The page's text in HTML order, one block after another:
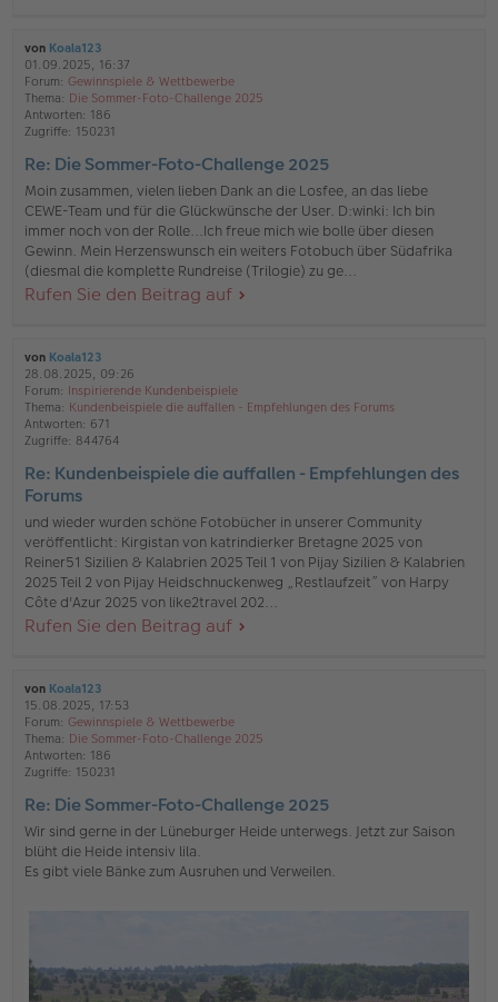
von Koala123
01.09.2025, 16:37
Forum: Gewinnspiele & Wettbewerbe
Thema: Die Sommer-Foto-Challenge 2025
Antworten: 186
Zugriffe: 150231
Re: Die Sommer-Foto-Challenge 2025
Moin zusammen, vielen lieben Dank an die Losfee, an das liebe
CEWE-Team und für die Glückwünsche der User. D:winki: Ich bin
immer noch von der Rolle...Ich freue mich wie bolle über diesen
Gewinn. Mein Herzenswunsch ein weiters Fotobuch über Südafrika
(diesmal die komplette Rundreise (Trilogie) zu ge...
Rufen Sie den Beitrag auf
von Koala123
28.08.2025, 09:26
Forum: Inspirierende Kundenbeispiele
Thema: Kundenbeispiele die auffallen - Empfehlungen des Forums
Antworten: 671
Zugriffe: 844764
Re: Kundenbeispiele die auffallen - Empfehlungen des
Forums
und wieder wurden schöne Fotobücher in unserer Community
veröffentlicht: Kirgistan von katrindierker Bretagne 2025 von
Reiner51 Sizilien & Kalabrien 2025 Teil 1 von Pijay Sizilien & Kalabrien
2025 Teil 2 von Pijay Heidschnuckenweg „Restlaufzeit” von Harpy
Côte d'Azur 2025 von like2travel 202...
Rufen Sie den Beitrag auf
von Koala123
15.08.2025, 17:53
Forum: Gewinnspiele & Wettbewerbe
Thema: Die Sommer-Foto-Challenge 2025
Antworten: 186
Zugriffe: 150231
Re: Die Sommer-Foto-Challenge 2025
Wir sind gerne in der Lüneburger Heide unterwegs. Jetzt zur Saison
blüht die Heide intensiv lila.
Es gibt viele Bänke zum Ausruhen und Verweilen.